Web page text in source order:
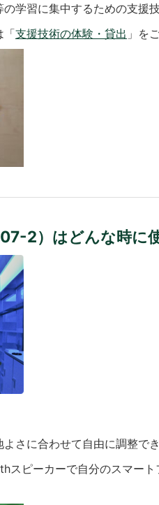
学習に集中するための支援
「支援技術の体験・貸出 」を
2）はどんな時に
さに合わせて自由に調整で
スピーカーで自分のスマー